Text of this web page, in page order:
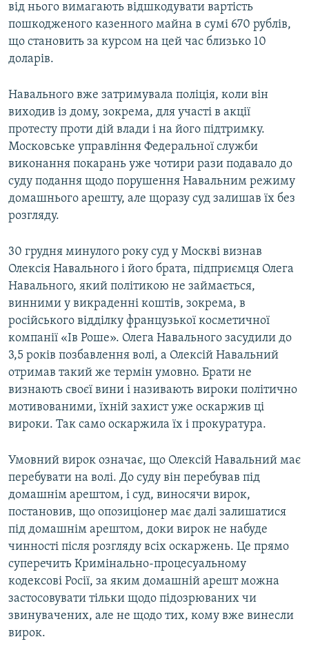
від нього вимагають відшкодувати вартість
пошкодженого казенного майна в сумі 670 рублів,
що становить за курсом на цей час близько 10
доларів.
Навального вже затримувала поліція, коли він
виходив із дому, зокрема, для участі в акції
протесту проти дій влади і на його підтримку.
Московське управління Федеральної служби
виконання покарань уже чотири рази подавало до
суду подання щодо порушення Навальним режиму
домашнього арешту, але щоразу суд залишав їх без
розгляду.
30 грудня минулого року суд у Москві визнав
Олексія Навального і його брата, підприємця Олега
Навального, який політикою не займається,
винними у викраденні коштів, зокрема, в
російського відділку французької косметичної
компанії «Ів Роше». Олега Навального засудили до
3,5 років позбавлення волі, а Олексій Навальний
отримав такий же термін умовно. Брати не
визнають своєї вини і називають вироки політично
мотивованими, їхній захист уже оскаржив ці
вироки. Так само оскаржила їх і прокуратура.
Умовний вирок означає, що Олексій Навальний має
перебувати на волі. До суду він перебував під
домашнім арештом, і суд, виносячи вирок,
постановив, що опозиціонер має далі залишатися
під домашнім арештом, доки вирок не набуде
чинності після розгляду всіх оскаржень. Це прямо
суперечить Кримінально-процесуальному
кодексові Росії, за яким домашній арешт можна
застосовувати тільки щодо підозрюваних чи
звинувачених, але не щодо тих, кому вже винесли
вирок.